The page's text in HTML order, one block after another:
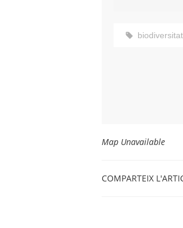
Map Unavailable
COMPARTEIX